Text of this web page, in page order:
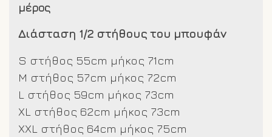
μέρος
Διάσταση 1/2 στήθους του μπουφάν
S στήθος 55cm μήκος 71cm
M στήθος 57cm μήκος 72cm
L στήθος 59cm μήκος 73cm
XL στήθος 62cm μήκος 73cm
XXL στήθος 64cm μήκος 75cm